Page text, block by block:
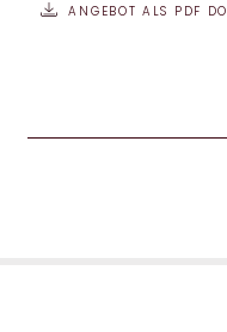
ANGEBOT ALS PDF